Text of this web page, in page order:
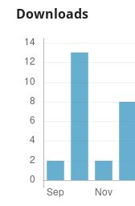
Downloads